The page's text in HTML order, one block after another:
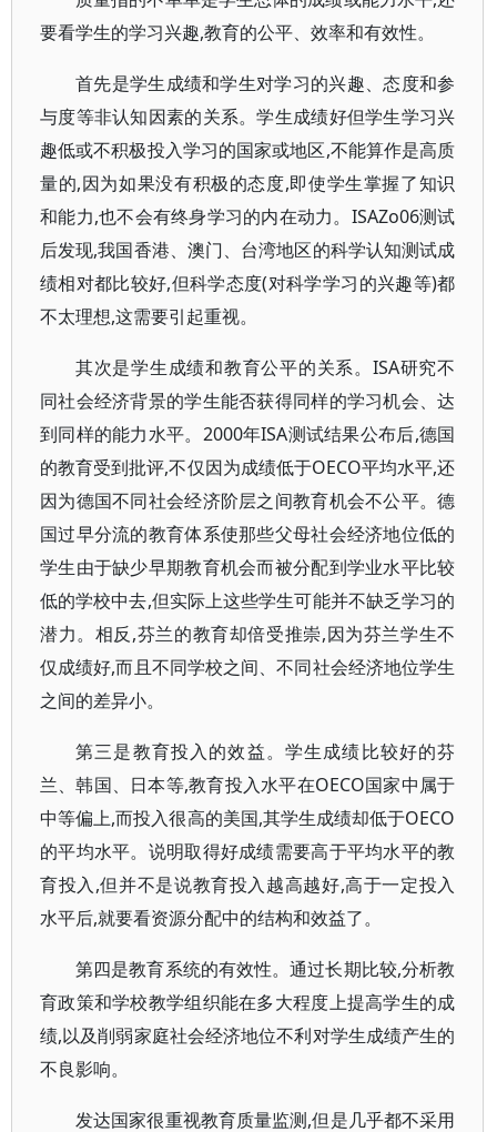
要看学生的学习兴趣,教育的公平、效率和有效性。
首先是学生成绩和学生对学习的兴趣、态度和参
与度等非认知因素的关系。学生成绩好但学生学习兴
趣低或不积极投入学习的国家或地区,不能算作是高质
量的,因为如果没有积极的态度,即使学生掌握了知识
和能力,也不会有终身学习的内在动力。ISAZo06测试
后发现,我国香港、澳门、台湾地区的科学认知测试成
绩相对都比较好,但科学态度(对科学学习的兴趣等)都
不太理想,这需要引起重视。
其次是学生成绩和教育公平的关系。ISA研究不
同社会经济背景的学生能否获得同样的学习机会、达
到同样的能力水平。2000年ISA测试结果公布后,德国
的教育受到批评,不仅因为成绩低于OECO平均水平,还
因为德国不同社会经济阶层之间教育机会不公平。德
国过早分流的教育体系使那些父母社会经济地位低的
学生由于缺少早期教育机会而被分配到学业水平比较
低的学校中去,但实际上这些学生可能并不缺乏学习的
潜力。相反,芬兰的教育却倍受推崇,因为芬兰学生不
仅成绩好,而且不同学校之间、不同社会经济地位学生
之间的差异小。
第三是教育投入的效益。学生成绩比较好的芬
兰、韩国、日本等,教育投入水平在OECO国家中属于
中等偏上,而投入很高的美国,其学生成绩却低于OECO
的平均水平。说明取得好成绩需要高于平均水平的教
育投入,但并不是说教育投入越高越好,高于一定投入
水平后,就要看资源分配中的结构和效益了。
第四是教育系统的有效性。通过长期比较,分析教
育政策和学校教学组织能在多大程度上提高学生的成
绩,以及削弱家庭社会经济地位不利对学生成绩产生的
不良影响。
发达国家很重视教育质量监测,但是几乎都不采用